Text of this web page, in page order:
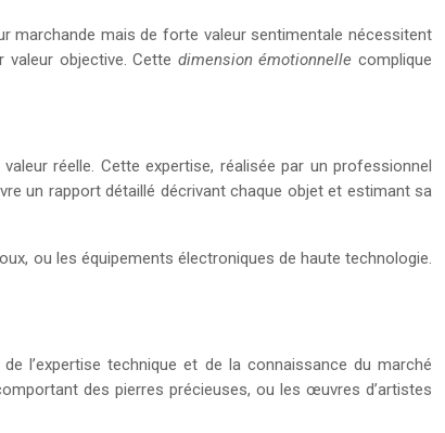
marchande mais de forte valeur sentimentale nécessitent
objective. Cette dimension émotionnelle complique
réelle. Cette expertise, réalisée par un professionnel
un rapport détaillé décrivant chaque objet et estimant sa
ou les équipements électroniques de haute technologie.
l’expertise technique et de la connaissance du marché
des pierres précieuses, ou les œuvres d’artistes